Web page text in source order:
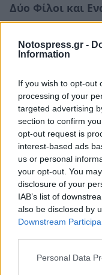
Notospress.gr -
Information
If you wish to opt-out
processing of your
targeted advertising
section to confirm
opt-out request is
interest-based ads
us or personal
your opt-out. You
disclosure of your
IAB’s list of
also be disclosed by
Downstream
Personal Data
Δύο Φίλοι και
Knutsen &
Κυρ 12/3 18:15